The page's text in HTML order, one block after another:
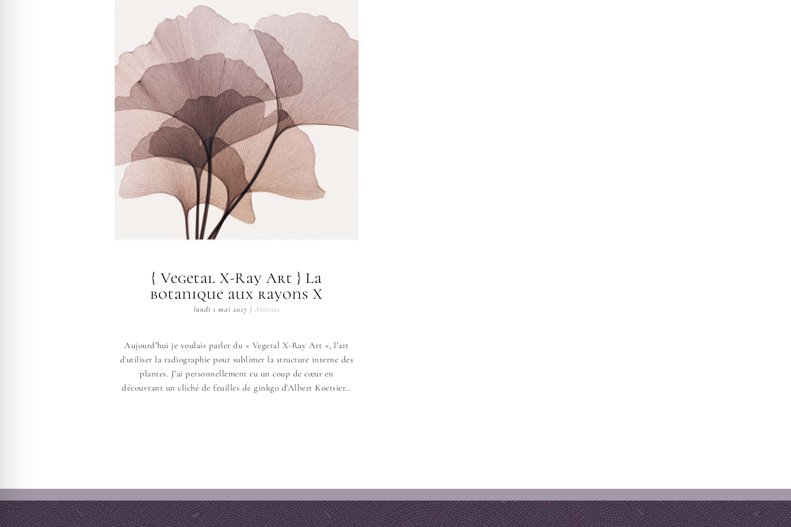
{ Vegetal X-Ray Art } La
botanique aux rayons X
lundi 1 mai 2017 | Artistes
Aujourd’hui je voulais parler du « Vegetal X-Ray Art », l’art
d'utiliser la radiographie pour sublimer la structure interne des
plantes. J’ai personnellement eu un coup de cœur en
découvrant un cliché de feuilles de ginkgo d'Albert Koetsier…